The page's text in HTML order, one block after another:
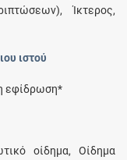
Ίκτερος,
ιστού
εφίδρωση*
οίδημα, Οίδημα